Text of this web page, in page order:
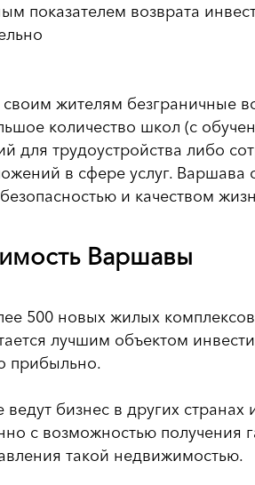
показателем возврата
жителям безграничные
количество школ (с
трудоустройства либо
в сфере услуг. Варшава
и качеством
Варшавы
500 новых жилых
лучшим объектом
прибыльно.
бизнес в других странах
с возможностью получения
такой недвижимостью.